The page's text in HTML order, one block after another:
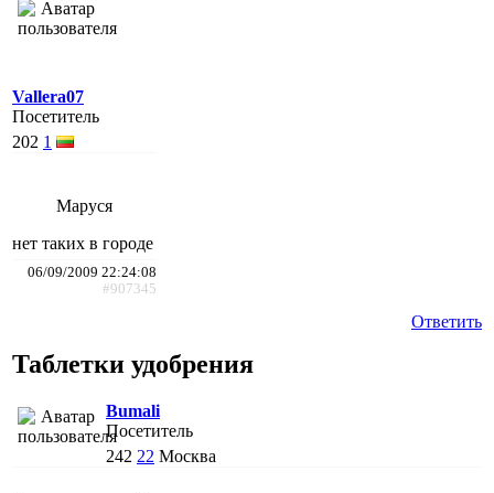
Vallera07
Посетитель
202 1
Маруся
нет таких в городе
06/09/2009 22:24:08
#907345
Ответить
Таблетки удобрения
Bumali
Посетитель
242 22 Москва